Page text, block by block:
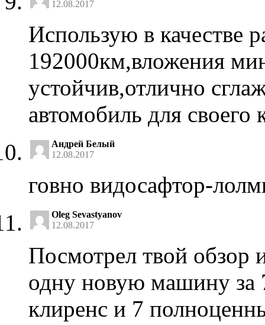
12.08.2017
Использую в качестве
192000км,вложения
устойчив,отлично
автомобиль для
Андрей Белый
12.08.2017
говно видосафтор-
Oleg Sevastyanov
12.08.2017
Посмотрел твой обзор
одну новую машину за
клиренс и 7